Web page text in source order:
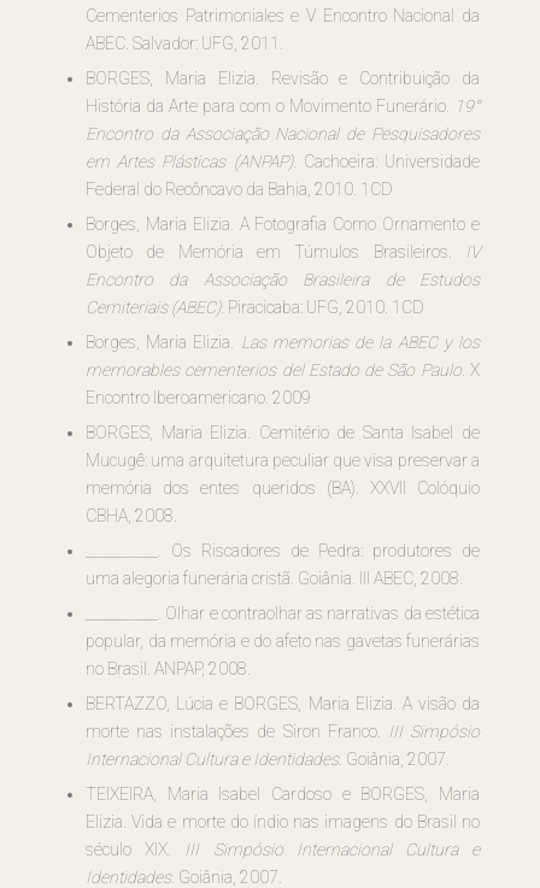
Cementerios Patrimoniales e V Encontro Nacional da
ABEC. Salvador: UFG, 2011.
BORGES, Maria Elizia. Revisão e Contribuição da
História da Arte para com o Movimento Funerário.
19°
Encontro da Associação Nacional de Pesquisadores
em Artes Plásticas (ANPAP). Cachoeira: Universidade
Federal do Recôncavo da Bahia, 2010. 1CD
Borges, Maria Elizia. A Fotografia Como Ornamento e
Objeto de Memória em Túmulos Brasileiros.
IV
Encontro da Associação Brasileira de Estudos
Cemiteriais (ABEC). Piracicaba: UFG, 2010. 1CD
Borges, Maria Elizia. Las memorias de la ABEC y los
memorables cementerios del Estado de São Paulo. X
Encontro Iberoamericano. 2009
BORGES, Maria Elizia. Cemitério de Santa Isabel de
Mucugê: uma arquitetura peculiar que visa preservar a
memória dos entes queridos (BA). XXVII Colóquio
CBHA, 2008.
__________. Os Riscadores de Pedra: produtores de
uma alegoria funerária cristã. Goiânia. III ABEC, 2008.
__________. Olhar e contraolhar as narrativas da estética
popular, da memória e do afeto nas gavetas funerárias
no Brasil. ANPAP, 2008.
BERTAZZO, Lúcia e BORGES, Maria Elizia. A visão da
morte nas instalações de Siron Franco.
III Simpósio
Internacional Cultura e Identidades. Goiânia, 2007.
TEIXEIRA, Maria Isabel Cardoso e BORGES, Maria
Elizia. Vida e morte do índio nas imagens do Brasil no
século XIX.
III Simpósio Internacional Cultura e
Identidades. Goiânia, 2007.